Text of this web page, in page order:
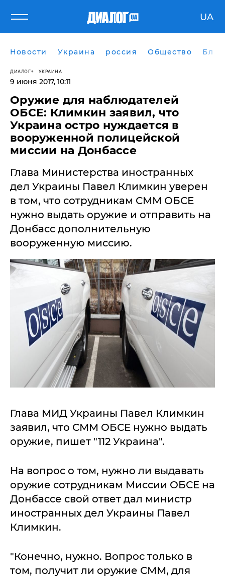
UA
Новости Украина россия Общество
ДИАЛОГ УКРАИНА
9 июня 2017, 10:11
Оружие для наблюдателей
ОБСЕ: Климкин заявил, что
Украина остро нуждается в
вооруженной полицейской
миссии на Донбассе
​Глава Министерства иностранных
дел Украины Павел Климкин уверен
в том, что сотрудникам СММ ОБСЕ
нужно выдать оружие и отправить на
Донбасс дополнительную
вооруженную миссию.
Глава МИД Украины Павел Климкин
заявил, что СММ ОБСЕ нужно выдать
оружие, пишет "112 Украина".
На вопрос о том, нужно ли выдавать
оружие сотрудникам Миссии ОБСЕ на
Донбассе свой ответ дал министр
иностранных дел Украины Павел
Климкин.
"Конечно, нужно. Вопрос только в
том, получит ли оружие СММ, для